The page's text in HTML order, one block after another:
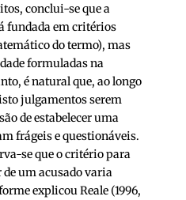
conclui-se que a
fundada em critérios
do termo), mas
formuladas na
é natural que, ao longo
julgamentos serem
de estabelecer uma
frágeis e questionáveis.
se que o critério para
um acusado varia
explicou Reale (1996,